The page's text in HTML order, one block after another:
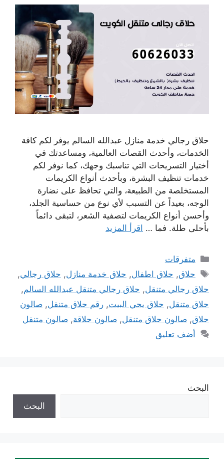
حلاق رجالي خدمة منازل عبدالله السالم يوفر لكم كافة
الخدمات، وأحدث القصات العالمية، ومساعدتك في
أختيار التسريحات التي تناسبك وجهك، كما نوفر لكم
خدمات تنظيف البشرة، وبأحدث أنواع الكريمات
المستخلصة من الطبيعة، والتي تحافظ على نضارة
الوجه، بعيداً عن التسبب لأي نوع من حساسية الجلد،
وأحسن أنواع الكريمات لتصفية الشعر، لتبقى دائماً
بأحلى طلة. فما … اقرأ المزيد
التصنيفات
متفرقات
الوسوم
حلاق, حلاق اطفال, حلاق خدمة منازل, حلاق رجالي,
حلاق رجالي متنقل, حلاق رجالي متنقل عبدالله السالم,
حلاق متنقل, حلاق يجي البيت, رقم حلاق متنقل, صالون
حلاق, صالون حلاق متنقل, صالون حلاقة, صالون متنقل
أضف تعليق
البحث
البحث